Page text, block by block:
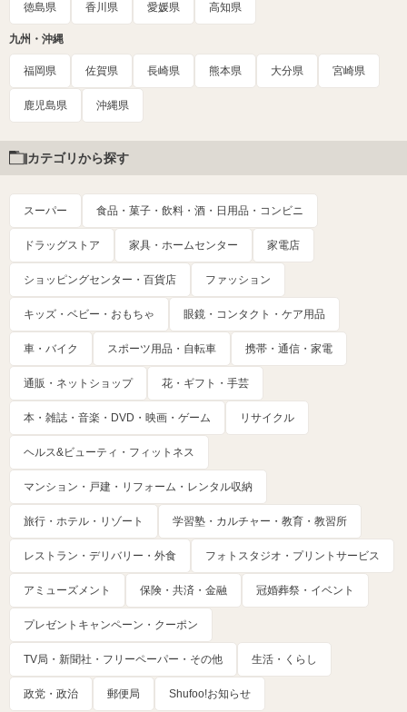
徳島県 香川県 愛媛県 高知県
九州・沖縄
福岡県 佐賀県 長崎県 熊本県 大分県 宮崎県
鹿児島県 沖縄県
カテゴリから探す
スーパー 食品・菓子・飲料・酒・日用品・コンビニ
ドラッグストア 家具・ホームセンター 家電店
ショッピングセンター・百貨店 ファッション
キッズ・ベビー・おもちゃ 眼鏡・コンタクト・ケア用品
車・バイク スポーツ用品・自転車 携帯・通信・家電
通販・ネットショップ 花・ギフト・手芸
本・雑誌・音楽・DVD・映画・ゲーム リサイクル
ヘルス&ビューティ・フィットネス
マンション・戸建・リフォーム・レンタル収納
旅行・ホテル・リゾート 学習塾・カルチャー・教育・教習所
レストラン・デリバリー・外食 フォトスタジオ・プリントサービス
アミューズメント 保険・共済・金融 冠婚葬祭・イベント
プレゼントキャンペーン・クーポン
TV局・新聞社・フリーペーパー・その他 生活・くらし
政党・政治 郵便局 Shufoo!お知らせ